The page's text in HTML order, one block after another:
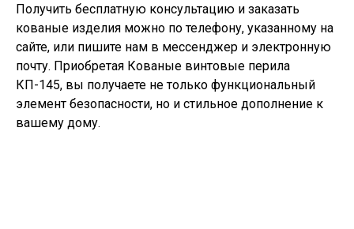
Получить бесплатную консультацию и заказать
кованые изделия можно по телефону, указанному на
сайте, или пишите нам в мессенджер и электронную
почту. Приобретая Кованые винтовые перила
КП-145, вы получаете не только функциональный
элемент безопасности, но и стильное дополнение к
вашему дому.